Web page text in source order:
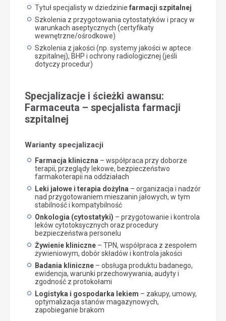
Tytuł specjalisty w dziedzinie farmacji szpitalnej
Szkolenia z przygotowania cytostatyków i pracy w
warunkach aseptycznych (certyfikaty
wewnętrzne/ośrodkowe)
Szkolenia z jakości (np. systemy jakości w aptece
szpitalnej), BHP i ochrony radiologicznej (jeśli
dotyczy procedur)
Specjalizacje i ścieżki awansu:
Farmaceuta – specjalista farmacji
szpitalnej
Warianty specjalizacji
Farmacja kliniczna – współpraca przy doborze
terapii, przeglądy lekowe, bezpieczeństwo
farmakoterapii na oddziałach
Leki jałowe i terapia dożylna – organizacja i nadzór
nad przygotowaniem mieszanin jałowych, w tym
stabilność i kompatybilność
Onkologia (cytostatyki) – przygotowanie i kontrola
leków cytotoksycznych oraz procedury
bezpieczeństwa personelu
Żywienie kliniczne– TPN, współpraca z zespołem
żywieniowym, dobór składów i kontrola jakości
Badania kliniczne– obsługa produktu badanego,
ewidencja, warunki przechowywania, audyty i
zgodność z protokołami
Logistyka i gospodarka lekiem – zakupy, umowy,
optymalizacja stanów magazynowych,
zapobieganie brakom